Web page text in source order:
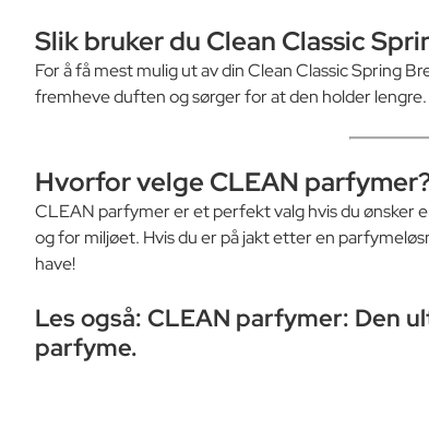
Slik bruker du Clean Classic
For å få mest mulig ut av din Clean Classic Spring
fremheve duften og sørger for at den holder
Hvorfor velge CLEAN parfymer
CLEAN parfymer er et perfekt valg hvis du ønsker
og for miljøet. Hvis du er på jakt etter en
have!
Les også: CLEAN parfymer: Den
parfyme.